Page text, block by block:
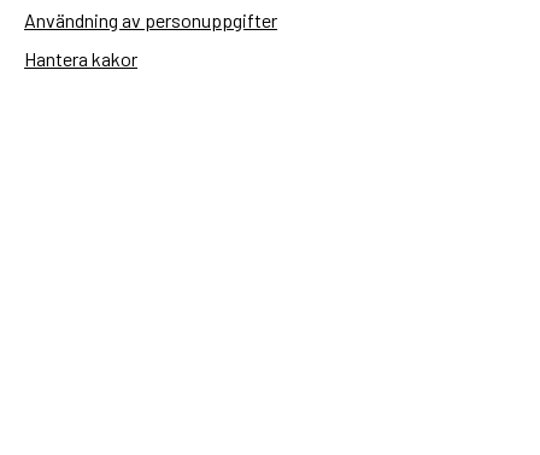
Användning av personuppgifter
Hantera kakor